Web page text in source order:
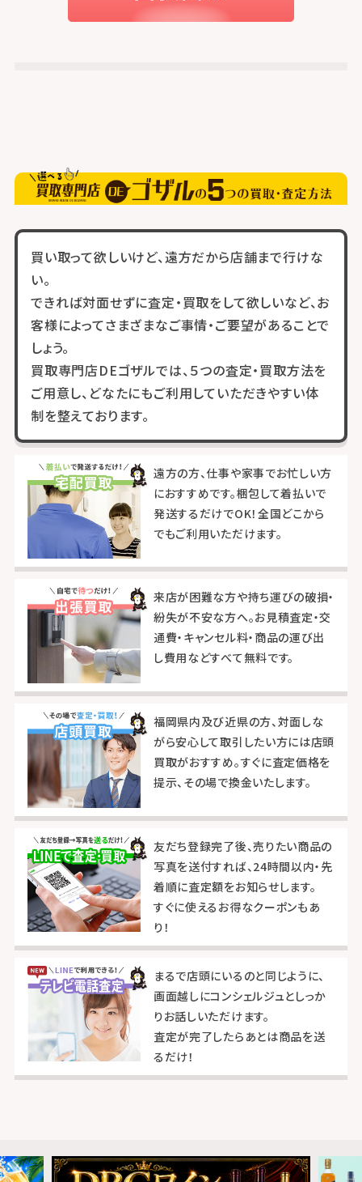
買い取って欲しいけど、遠方だから店舗まで行けな
い。
できれば対面せずに査定・買取をして欲しいなど、お
客様によってさまざまなご事情・ご要望があることで
しょう。
買取専門店DEゴザルでは、５つの査定・買取方法を
ご用意し、どなたにもご利用していただきやすい体
制を整えております。
遠方の方、仕事や家事でお忙しい方
におすすめです。梱包して着払いで
発送するだけでOK！全国どこから
でもご利用いただけます。
来店が困難な方や持ち運びの破損・
紛失が不安な方へ。お見積査定・交
通費・キャンセル料・商品の運び出
し費用などすべて無料です。
福岡県内及び近県の方、対面しな
がら安心して取引したい方には店頭
買取がおすすめ。すぐに査定価格を
提示、その場で換金いたします。
友だち登録完了後、売りたい商品の
写真を送付すれば、24時間以内・先
着順に査定額をお知らせします。
すぐに使えるお得なクーポンもあ
り！
まるで店頭にいるのと同じように、
画面越しにコンシェルジュとしっか
りお話しいただけます。
査定が完了したらあとは商品を送
るだけ！